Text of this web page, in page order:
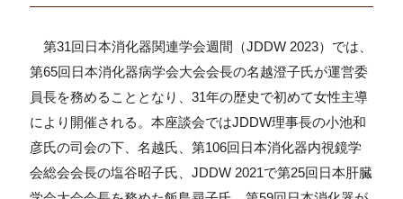
第31回日本消化器関連学会週間（JDDW 2023）では、
第65回日本消化器病学会大会会長の名越澄子氏が運営委
員長を務めることとなり、31年の歴史で初めて女性主導
により開催される。本座談会ではJDDW理事長の小池和
彦氏の司会の下、名越氏、第106回日本消化器内視鏡学
会総会会長の塩谷昭子氏、JDDW 2021で第25回日本肝臓